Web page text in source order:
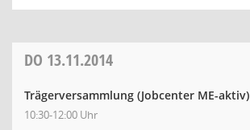
DO 13.11.2014
Trägerversammlung (Jobcenter ME-aktiv)
10:30-12:00 Uhr